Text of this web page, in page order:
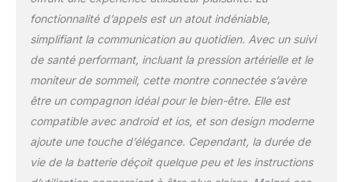
fréquence cardiaque qui
peut surveiller vos
changements de
fréquence cardiaque en
temps réel et émettre
une alarme lorsque votre
fréquence cardiaque est
trop élevée. En
attendant, vous pouvez
utiliser la fonction de
fonctionnalité d’appels est un atout indéniable,
simplifiant la communication au quotidien. Avec un suivi
de santé performant, incluant la pression artérielle et le
moniteur de sommeil, cette montre connectée s’avère
être un compagnon idéal pour le bien-être. Elle est
compatible avec android et ios, et son design moderne
ajoute une touche d’élégance. Cependant, la durée de
vie de la batterie déçoit quelque peu et les instructions